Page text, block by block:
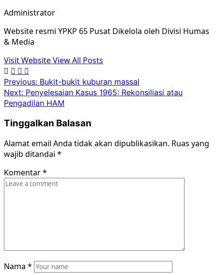
Administrator
Website resmi YPKP 65 Pusat Dikelola oleh Divisi Humas
& Media
Visit WebsiteView All Posts
Post
navigation
Previous: Bukit-bukit kuburan massal
Next: Penyelesaian Kasus 1965: Rekonsiliasi atau
Pengadilan HAM
Tinggalkan Balasan
Alamat email Anda tidak akan dipublikasikan. Ruas yang
wajib ditandai *
Komentar*
Nama *